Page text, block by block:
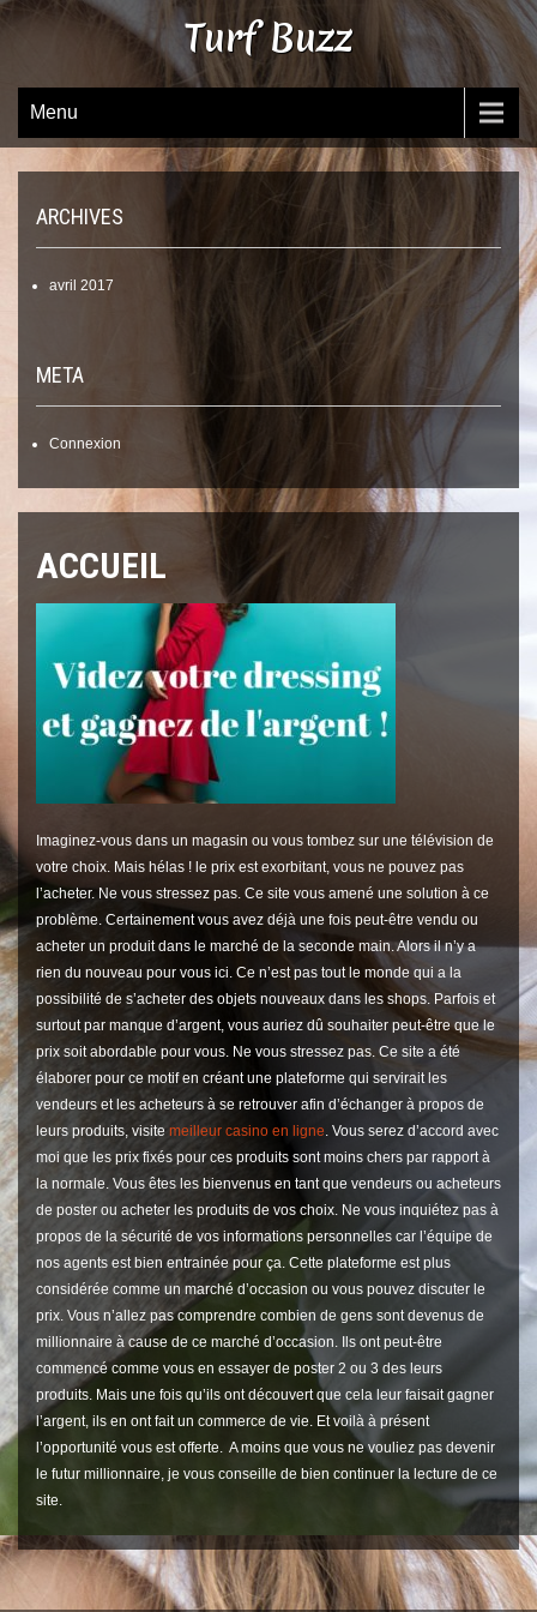
Skip
Turf Buzz
Menu
ARCHIVES
avril 2017
META
Connexion
ACCUEIL
Imaginez-vous dans un magasin ou vous tombez sur une télévision de
votre choix. Mais hélas ! le prix est exorbitant, vous ne pouvez pas
l’acheter. Ne vous stressez pas. Ce site vous amené une solution à ce
problème. Certainement vous avez déjà une fois peut-être vendu ou
acheter un produit dans le marché de la seconde main. Alors il n’y a
rien du nouveau pour vous ici. Ce n’est pas tout le monde qui a la
possibilité de s’acheter des objets nouveaux dans les shops. Parfois et
surtout par manque d’argent, vous auriez dû souhaiter peut-être que le
prix soit abordable pour vous. Ne vous stressez pas. Ce site a été
élaborer pour ce motif en créant une plateforme qui servirait les
vendeurs et les acheteurs à se retrouver afin d’échanger à propos de
leurs produits, visitemeilleur casino en ligne. Vous serez d’accord avec
moi que les prix fixés pour ces produits sont moins chers par rapport à
la normale. Vous êtes les bienvenus en tant que vendeurs ou acheteurs
de poster ou acheter les produits de vos choix. Ne vous inquiétez pas à
propos de la sécurité de vos informations personnelles car l’équipe de
nos agents est bien entrainée pour ça. Cette plateforme est plus
considérée comme un marché d’occasion ou vous pouvez discuter le
prix. Vous n’allez pas comprendre combien de gens sont devenus de
millionnaire à cause de ce marché d’occasion. Ils ont peut-être
commencé comme vous en essayer de poster 2 ou 3 des leurs
produits. Mais une fois qu’ils ont découvert que cela leur faisait gagner
l’argent, ils en ont fait un commerce de vie. Et voilà à présent
l’opportunité vous est offerte. A moins que vous ne vouliez pas devenir
le futur millionnaire, je vous conseille de bien continuer la lecture de ce
site.